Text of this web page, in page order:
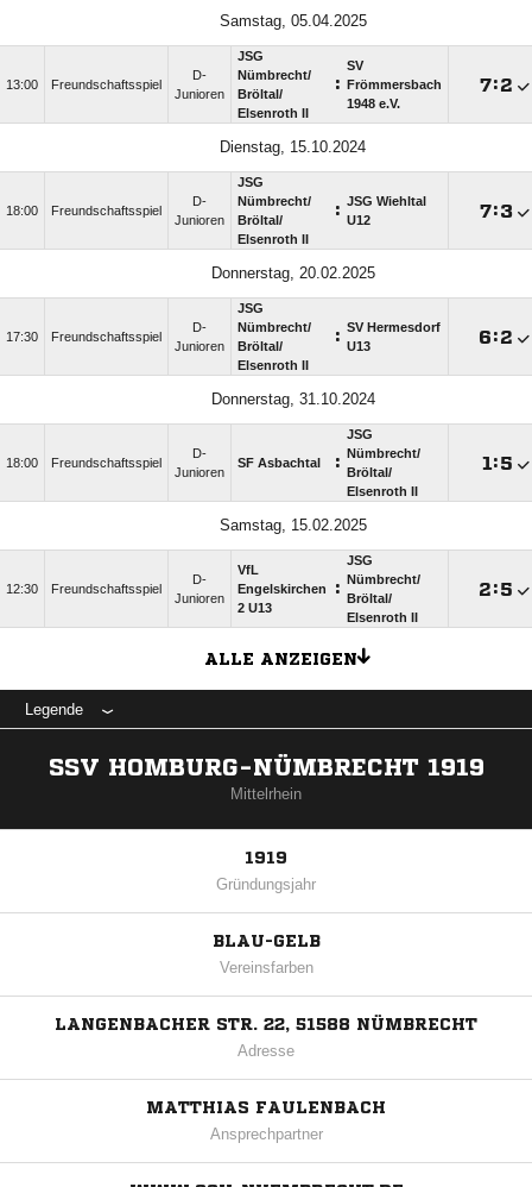
Samstag, 05.04.2025
13:00 Freundschaftsspiel
D-
Junioren
JSG
Nümbrecht/​
Bröltal/​
Elsenroth II
:
SV
Frömmersbach
1948 e.V.
:
Dienstag, 15.10.2024
18:00 Freundschaftsspiel
D-
Junioren
JSG
Nümbrecht/​
Bröltal/​
Elsenroth II
: JSG Wiehltal
U12
:
Donnerstag, 20.02.2025
17:30 Freundschaftsspiel
D-
Junioren
JSG
Nümbrecht/​
Bröltal/​
Elsenroth II
: SV Hermesdorf
U13
:
Donnerstag, 31.10.2024
18:00 Freundschaftsspiel
D-
Junioren
SF Asbachtal :
JSG
Nümbrecht/​
Bröltal/​
Elsenroth II
:
Samstag, 15.02.2025
12:30 Freundschaftsspiel
D-
Junioren
VfL
Engelskirchen
2 U13
:
JSG
Nümbrecht/​
Bröltal/​
Elsenroth II
:
ALLE ANZEIGEN
Legende
SSV HOMBURG-NÜMBRECHT 1919
Mittelrhein
1919
Gründungsjahr
BLAU-GELB
Vereinsfarben
LANGENBACHER STR. 22, 51588 NÜMBRECHT
Adresse
MATTHIAS FAULENBACH
Ansprechpartner